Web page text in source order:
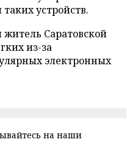
устройств.
Саратовской
из-за
электронных
на наши